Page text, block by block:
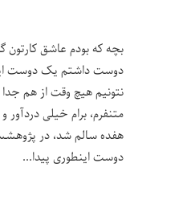
بچه که بودم عاشق
دوست داشتم یک دوست
نتونیم هیچ وقت از هم
متنفرم، برام خیلی
هفده سالم شد، در
دوست اینطوری پیدا